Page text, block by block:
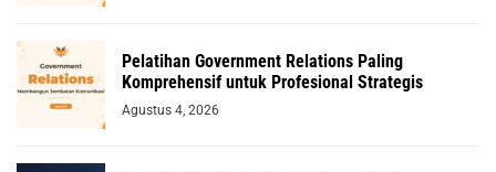
Pelatihan Government Relations Paling
Komprehensif untuk Profesional Strategis
Agustus 4, 2026